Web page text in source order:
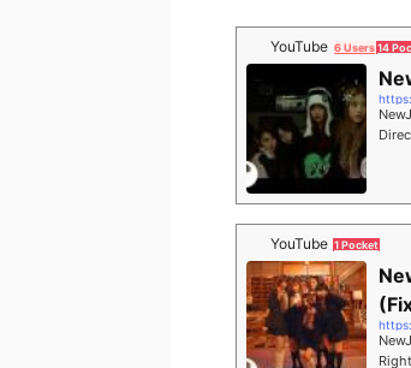
YouTube 6 Users14
YouTube 1 Pocket